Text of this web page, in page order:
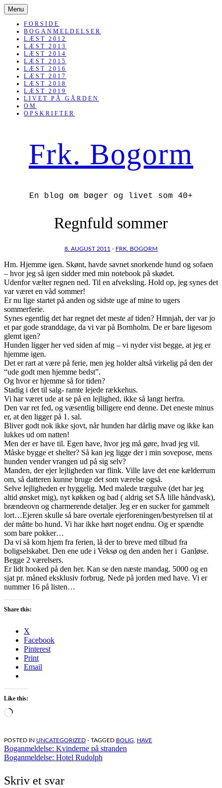
Menu SKIP
TO
CONTENT
FORSIDE
BOGANMELDELSER
LÆST 2012
LÆST 2013
LÆST 2014
LÆST 2015
LÆST 2016
LÆST 2017
LÆST 2018
LÆST 2019
LIVET PÅ GÅRDEN
OM
OPSKRIFTER
Frk. Bogorm
En blog om bøger og livet som 40+
Regnfuld sommer
8. AUGUST 2011 - FRK. BOGORM
Hm. Hjemme igen. Skønt, havde savnet snorkende hund og sofaen
– hvor jeg så igen sidder med min notebook på skødet.
Udenfor vælter regnen ned. Til en afveksling. Hold op, jeg synes det
var været en våd sommer!
Er nu lige startet på anden og sidste uge af mine to ugers
sommerferie.
Synes egentlig det har regnet det meste af tiden? Hmnjah, der var jo
et par gode stranddage, da vi var på Bornholm. De er bare ligesom
glemt igen?
Hunden ligger her ved siden af mig – vi nyder vist begge, at jeg er
hjemme igen.
Det er rart at være på ferie, men jeg holder altså virkelig på den der
“ude godt men hjemme bedst”.
Og hvor er hjemme så for tiden?
Stadig i det til salg- ramte lejede rækkehus.
Vi har været ude at se på en lejlighed, ikke så langt herfra.
Den var ret fed, og væsentlig billigere end denne. Det eneste minus
er, at den ligger på 1. sal.
Bliver godt nok ikke sjovt, når hunden har dårlig mave og ikke kan
lukkes ud om natten!
Men der er have til. Egen have, hvor jeg må gøre, hvad jeg vil.
Måske bygge et shelter? Så kan jeg ligge der i min sovepose, mens
hunden vender vrangen ud på sig selv?
Manden, der ejer lejligheden var flink. Ville lave det ene kælderrum
om, så datteren kunne bruge det som værelse også.
Selve lejligheden er hyggelig. Med malede trægulve (det har jeg
altid ønsket mig), nyt køkken og bad ( aldrig set SÅ lille håndvask),
brændeovn og charmerende detaljer. Jeg er en sucker for gammelt
lort…Ejeren skulle så bare overtale ejerforeningen/bestyrelsen til at
der måtte bo hund. Vi har ikke hørt noget endnu. Og er spændte
som bare pokker…
Da vi så kom hjem fra ferien, lå der to breve med tilbud fra
boligselskabet. Den ene ude i Veksø og den anden her i Ganløse.
Begge 2 værelsers.
Er lidt hooked på den her. Kan se den næste mandag. 5000 og en
sjat pr. måned eksklusiv forbrug. Nede på jorden med have. Vi er
nummer 16 på listen…
Share this:
X
Facebook
Pinterest
Print
Email
Like this:
Loading…
POSTED IN UNCATEGORIZED - TAGGED BOLIG, HAVE
Indlægsnavigation
Boganmeldelse: Kvinderne på stranden
Boganmeldelse: Hotel Rudolph
Skriv et svar